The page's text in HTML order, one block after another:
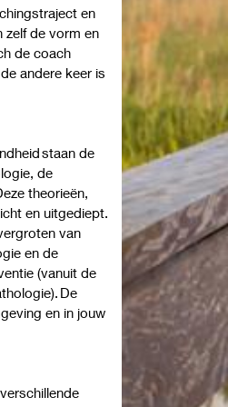
en
zelf de vorm en
de coach
andere keer is
staan de
de
theorieën,
en uitgediept.
van
en de
(vanuit de
De
en in jouw